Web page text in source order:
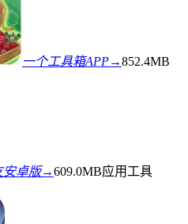
一个工具箱APP→852.4MB
安卓版→609.0MB应用工具